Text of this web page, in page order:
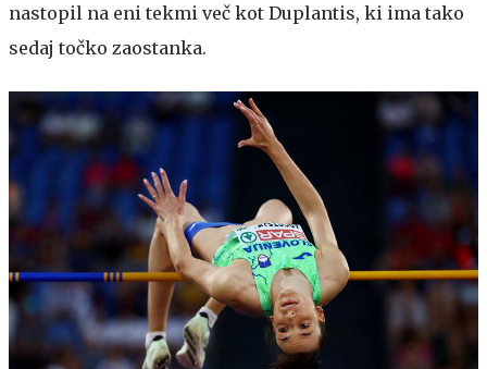
nastopil na eni tekmi več kot Duplantis, ki ima tako
sedaj točko zaostanka.